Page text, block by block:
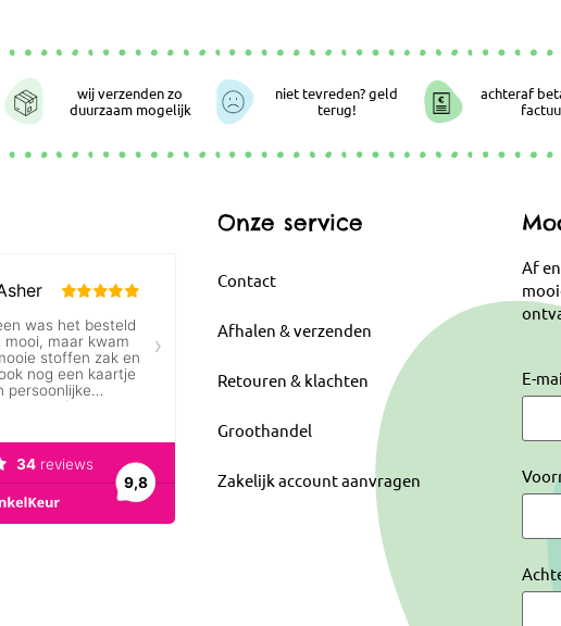
wij verzenden zo
duurzaam mogelijk
niet tevreden? geld
terug!
achteraf
Onze service
Contact
Afhalen & verzenden
Retouren & klachten
Groothandel
Zakelijk account aanvragen
Af
E-